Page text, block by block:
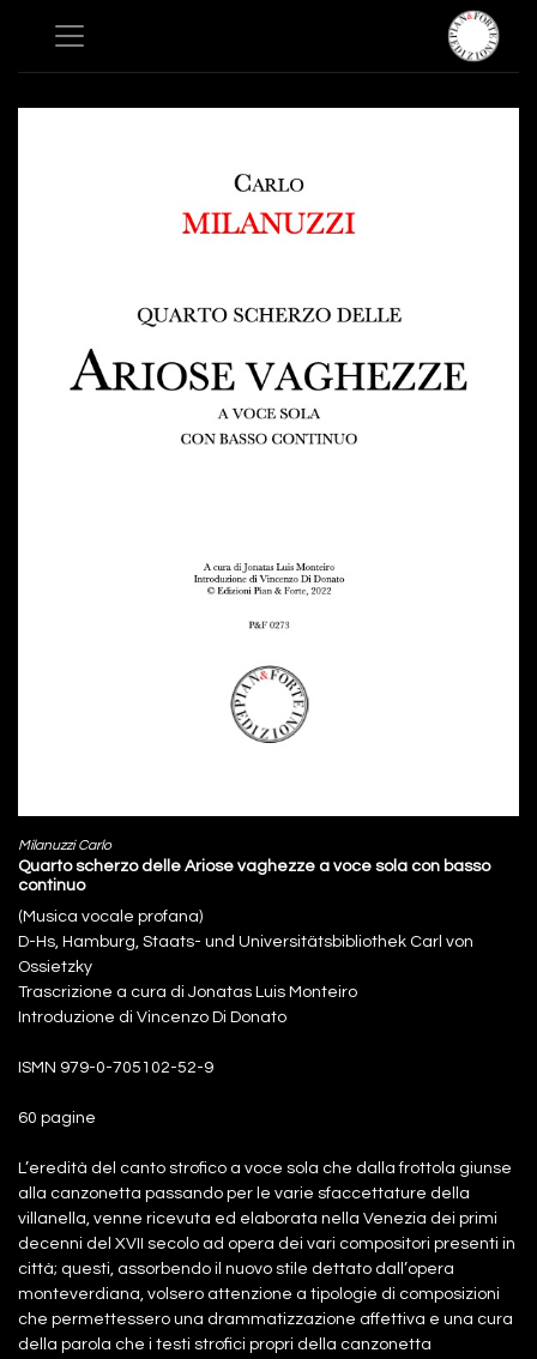
Milanuzzi Carlo
Quarto scherzo delle Ariose vaghezze a voce sola con basso
continuo
(Musica vocale profana)
D-Hs, Hamburg, Staats- und Universitätsbibliothek Carl von
Ossietzky
Trascrizione a cura di Jonatas Luis Monteiro
Introduzione di Vincenzo Di Donato
ISMN 979-0-705102-52-9
60 pagine
L’eredità del canto strofico a voce sola che dalla frottola giunse
alla canzonetta passando per le varie sfaccettature della
villanella, venne ricevuta ed elaborata nella Venezia dei primi
decenni del XVII secolo ad opera dei vari compositori presenti in
città; questi, assorbendo il nuovo stile dettato dall’opera
monteverdiana, volsero attenzione a tipologie di composizioni
che permettessero una drammatizzazione affettiva e una cura
della parola che i testi strofici propri della canzonetta